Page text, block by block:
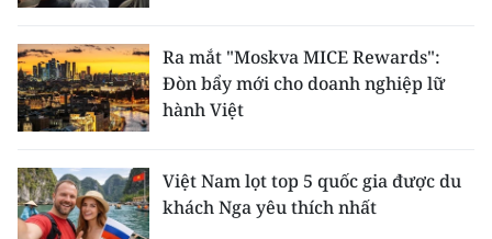
Ra mắt "Moskva MICE Rewards":
Đòn bẩy mới cho doanh nghiệp lữ
hành Việt
Việt Nam lọt top 5 quốc gia được du
khách Nga yêu thích nhất